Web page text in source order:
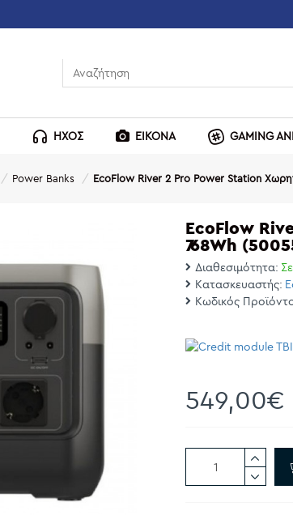
ΗΧΟΣ ΕΙΚΟΝΑ GAMING
Power Banks EcoFlow River 2 Pro Power Station
EcoFlow
768Wh
Διαθεσιμότητα:
Κατασκευαστής:
Κωδικός
549,00€